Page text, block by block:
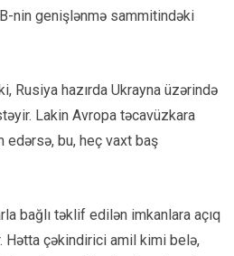
nin genişlənmə sammitindəki
Rusiya hazırda Ukrayna üzərində
Lakin Avropa təcavüzkara
bu, heç vaxt baş
bağlı təklif edilən imkanlara açıq
Hətta çəkindirici amil kimi belə,